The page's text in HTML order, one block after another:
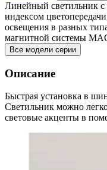
Линейный светильник
индексом
освещения в разных
магнитной системы
Все модели серии
Описание
Быстрая установка в
Светильник можно
световые акценты в